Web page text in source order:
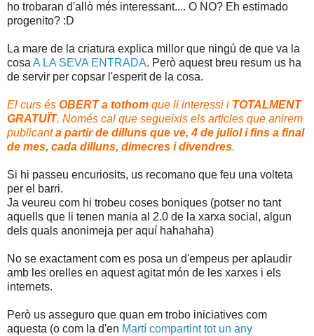
ho trobaran d'allò més interessant.... O NO? Eh estimado
progenito? :D
La mare de la criatura explica millor que ningú de que va la
cosa A LA SEVA ENTRADA. Però aquest breu resum us ha
de servir per copsar l'esperit de la cosa.
El curs és OBERT a tothom que li interessi i TOTALMENT
GRATUÏT. Només cal que segueixis els articles que anirem
publicanta partir de dilluns que ve, 4 de juliol i fins a final
de mes, cada dilluns, dimecres i divendres.
Si hi passeu encuriosits, us recomano que feu una volteta
per el barri.
Ja veureu com hi trobeu coses boniques (potser no tant
aquells que li tenen mania al 2.0 de la xarxa social, algun
dels quals anonimeja per aquí hahahaha)
No se exactament com es posa un d'empeus per aplaudir
amb les orelles en aquest agitat món de les xarxes i els
internets.
Però us asseguro que quan em trobo iniciatives com
aquesta (o com la d'en Martí compartint tot un any